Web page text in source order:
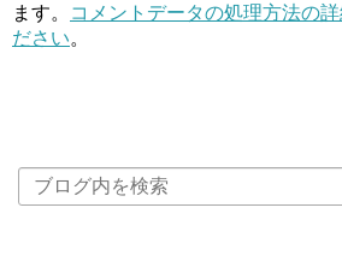
ます。
コメントデータの処理方法の
ださい。